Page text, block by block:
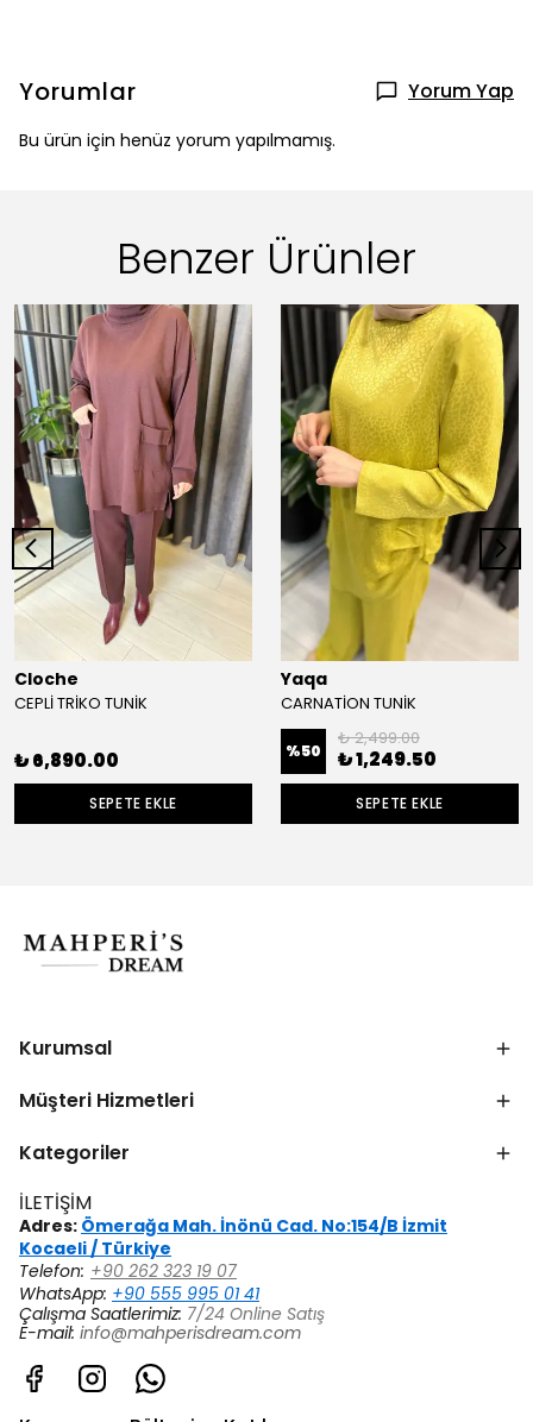
Yorumlar Yorum Yap
Bu ürün için henüz yorum yapılmamış.
Benzer Ürünler
Cloche
CEPLİ TRİKO TUNİK
₺ 6,890.00
SEPETE EKLE
Yaqa
CARNATİON TUNİK
%50
₺ 2,499.00
₺ 1,249.50
SEPETE EKLE
Kurumsal
Müşteri Hizmetleri
Kategoriler
İLETİŞİM
Adres: Ömerağa Mah. İnönü Cad. No:154/B İzmit
Kocaeli / Türkiye
Telefon: +90 262 323 19 07
WhatsApp: +90 555 995 01 41
Çalışma Saatlerimiz: 7/24 Online Satış
E-mail: info@mahperisdream.com